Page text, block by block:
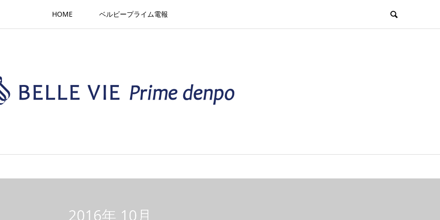
HOME ベルビープライム電報
2016年 10月